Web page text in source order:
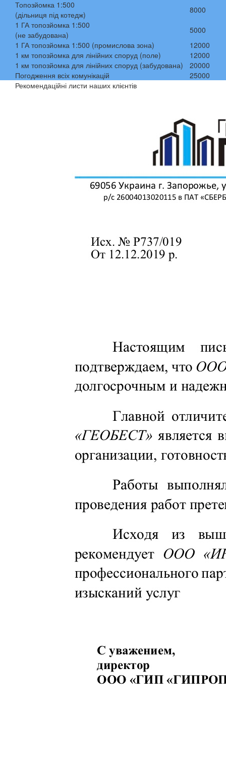
Топозйомка 1:500
(дільниця під котедж)
8000
1 ГА топозйомка 1:500
(не забудована)
5000
1 ГА топозйомка 1:500 (промислова зона)
12000
1 км топозйомка для лінійних споруд (поле)
12000
1 км топозйомка для лінійних споруд (забудована)
20000
Погодження всіх комунікацій
25000
Рекомендаційні листи наших клієнтів